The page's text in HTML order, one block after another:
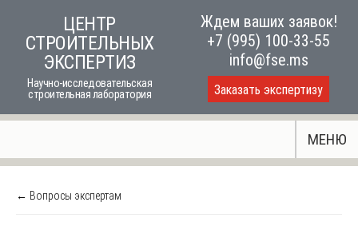
content
ЦЕНТР
СТРОИТЕЛЬНЫХ
ЭКСПЕРТИЗ
Научно-исследовательская
строительная лаборатория
Ждем ваших заявок!
+7 (995) 100-33-55
info@fse.ms
Заказать экспертизу
МЕНЮ
← Вопросы экспертам